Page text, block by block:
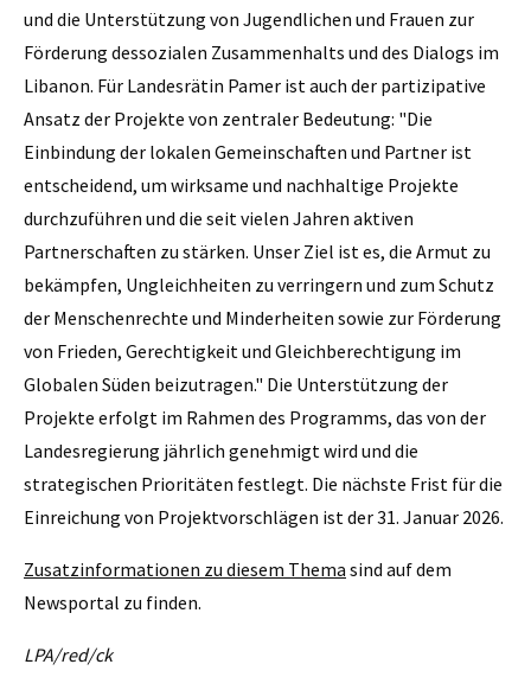
und die Unterstützung von Jugendlichen und Frauen zur
Förderung dessozialen Zusammenhalts und des Dialogs im
Libanon. Für Landesrätin Pamer ist auch der partizipative
Ansatz der Projekte von zentraler Bedeutung: "Die
Einbindung der lokalen Gemeinschaften und Partner ist
entscheidend, um wirksame und nachhaltige Projekte
durchzuführen und die seit vielen Jahren aktiven
Partnerschaften zu stärken. Unser Ziel ist es, die Armut zu
bekämpfen, Ungleichheiten zu verringern und zum Schutz
der Menschenrechte und Minderheiten sowie zur Förderung
von Frieden, Gerechtigkeit und Gleichberechtigung im
Globalen Süden beizutragen." Die Unterstützung der
Projekte erfolgt im Rahmen des Programms, das von der
Landesregierung jährlich genehmigt wird und die
strategischen Prioritäten festlegt. Die nächste Frist für die
Einreichung von Projektvorschlägen ist der 31. Januar 2026.
Zusatzinformationen zu diesem Thema sind auf dem
Newsportal zu finden.
LPA/red/ck